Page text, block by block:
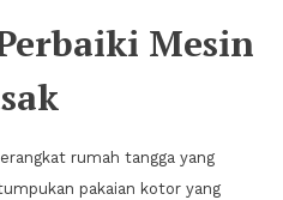
Mesin
rumah tangga yang
pakaian kotor yang